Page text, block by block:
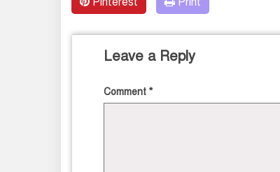
Leave a Reply
Comment *